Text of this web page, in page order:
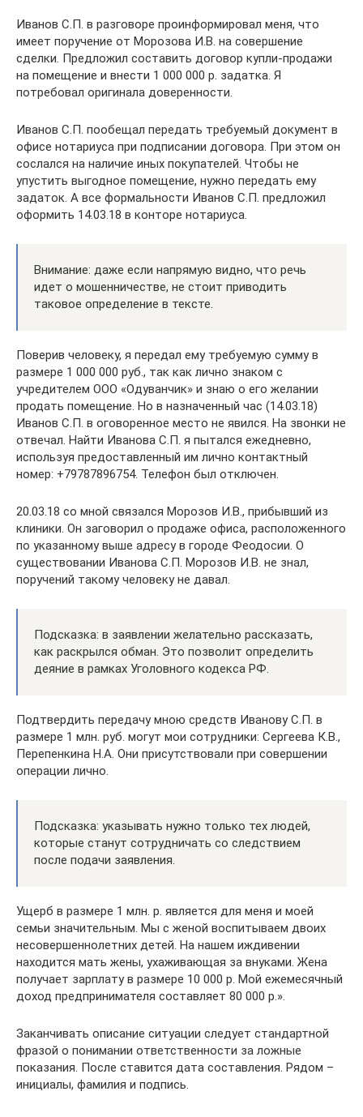
Иванов С.П. в разговоре проинформировал меня, что
имеет поручение от Морозова И.В. на совершение
сделки. Предложил составить договор купли-продажи
на помещение и внести 1 000 000 р. задатка. Я
потребовал оригинала доверенности.
Иванов С.П. пообещал передать требуемый документ в
офисе нотариуса при подписании договора. При этом он
сослался на наличие иных покупателей. Чтобы не
упустить выгодное помещение, нужно передать ему
задаток. А все формальности Иванов С.П. предложил
оформить 14.03.18 в конторе нотариуса.
Внимание: даже если напрямую видно, что речь
идет о мошенничестве, не стоит приводить
таковое определение в тексте.
Поверив человеку, я передал ему требуемую сумму в
размере 1 000 000 руб., так как лично знаком с
учредителем ООО «Одуванчик» и знаю о его желании
продать помещение. Но в назначенный час (14.03.18)
Иванов С.П. в оговоренное место не явился. На звонки не
отвечал. Найти Иванова С.П. я пытался ежедневно,
используя предоставленный им лично контактный
номер: +79787896754. Телефон был отключен.
20.03.18 со мной связался Морозов И.В., прибывший из
клиники. Он заговорил о продаже офиса, расположенного
по указанному выше адресу в городе Феодосии. О
существовании Иванова С.П. Морозов И.В. не знал,
поручений такому человеку не давал.
Подсказка: в заявлении желательно рассказать,
как раскрылся обман. Это позволит определить
деяние в рамках Уголовного кодекса РФ.
Подтвердить передачу мною средств Иванову С.П. в
размере 1 млн. руб. могут мои сотрудники: Сергеева К.В.,
Перепенкина Н.А. Они присутствовали при совершении
операции лично.
Подсказка: указывать нужно только тех людей,
которые станут сотрудничать со следствием
после подачи заявления.
Ущерб в размере 1 млн. р. является для меня и моей
семьи значительным. Мы с женой воспитываем двоих
несовершеннолетних детей. На нашем иждивении
находится мать жены, ухаживающая за внуками. Жена
получает зарплату в размере 10 000 р. Мой ежемесячный
доход предпринимателя составляет 80 000 р.».
Заканчивать описание ситуации следует стандартной
фразой о понимании ответственности за ложные
показания. После ставится дата составления. Рядом –
инициалы, фамилия и подпись.